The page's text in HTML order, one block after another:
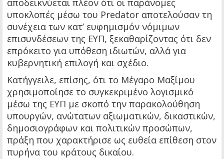
αποδεικνύεται πλέον ότι οι παράνομες
υποκλοπές μέσω του Predator αποτελούσαν τη
συνέχεια των κατ’ ευφημισμόν νόμιμων
επισυνδέσεων της ΕΥΠ, ξεκαθαρίζοντας ότι δεν
επρόκειτο για υπόθεση ιδιωτών, αλλά για
κυβερνητική επιλογή και σχέδιο.
Κατήγγειλε, επίσης, ότι το Μέγαρο Μαξίμου
χρησιμοποίησε το συγκεκριμένο λογισμικό
μέσω της ΕΥΠ με σκοπό την παρακολούθηση
υπουργών, ανώτατων αξιωματικών, δικαστικών,
δημοσιογράφων και πολιτικών προσώπων,
πράξη που χαρακτήρισε ως ευθεία επίθεση στον
πυρήνα του κράτους δικαίου.